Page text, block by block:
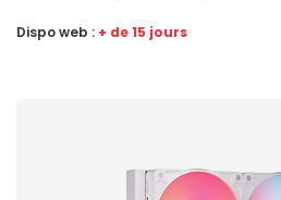
Dispo web : + de 15 jours